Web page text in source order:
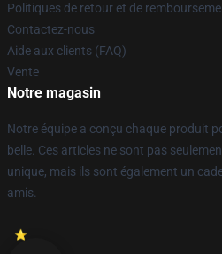
Politiques de retour et de
Contactez-nous
Aide aux clients (FAQ)
Vente
Notre magasin
Notre équipe a conçu chaque produit
belle. Ces articles ne sont pas
unique, mais ils sont également un
amis.